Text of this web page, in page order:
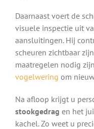
Daarnaast voert de
visuele inspectie uit
aansluitingen. Hij
scheuren zichtbaar
maatregelen nodig
vogelwering om
Na afloop krijgt u
stookgedrag en het
kachel. Zo weet u